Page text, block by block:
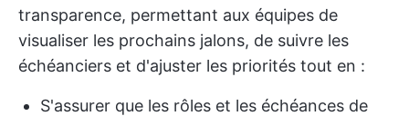
transparence, permettant aux équipes de
visualiser les prochains jalons, de suivre les
échéanciers et d'ajuster les priorités tout en :
S'assurer que les rôles et les échéances de